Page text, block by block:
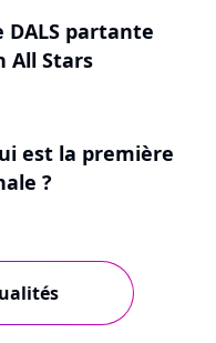
partante
All Stars
est la première
?